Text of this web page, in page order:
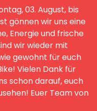
03. August, bis
gönnen wir uns eine
Energie und frische
wir wieder mit
gewohnt für euch
Vielen Dank für
schon darauf, euch
Euer Team von